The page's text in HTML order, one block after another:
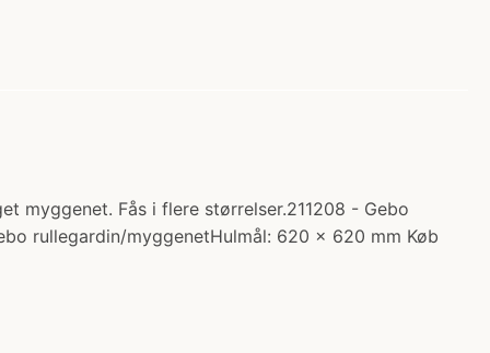
myggenet. Fås i flere størrelser.211208 - Gebo
rullegardin/myggenetHulmål: 620 x 620 mm Køb